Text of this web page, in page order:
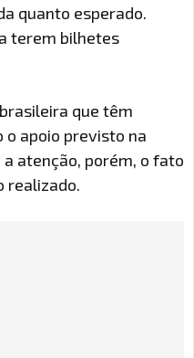
quanto esperado.
terem bilhetes
que têm
apoio previsto na
atenção, porém, o fato
realizado.